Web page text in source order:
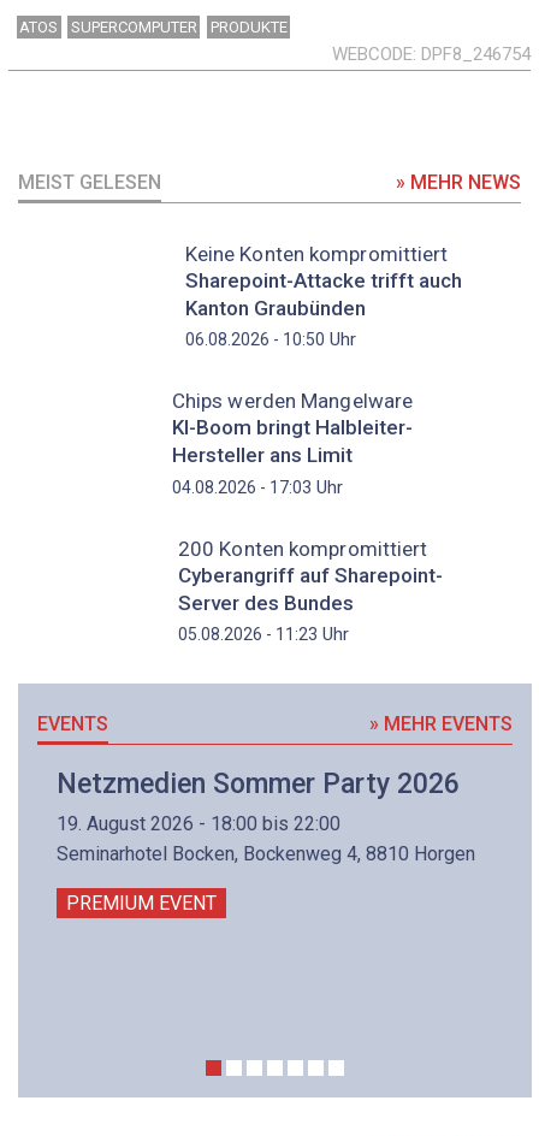
ATOS SUPERCOMPUTER PRODUKTE
WEBCODE DPF8_246754
MEIST GELESEN » MEHR NEWS
Keine Konten kompromittiert
Sharepoint-Attacke trifft auch
Kanton Graubünden
06.08.2026 - 10:50 Uhr
Chips werden Mangelware
KI-Boom bringt Halbleiter-
Hersteller ans Limit
04.08.2026 - 17:03 Uhr
200 Konten kompromittiert
Cyberangriff auf Sharepoint-
Server des Bundes
05.08.2026 - 11:23 Uhr
EVENTS » MEHR EVENTS
Netzmedien Sommer Party 2026
19. August 2026 - 18:00 bis 22:00
Seminarhotel Bocken, Bockenweg 4, 8810 Horgen
PREMIUM EVENT